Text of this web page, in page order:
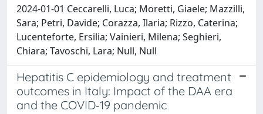
2024-01-01 Ceccarelli, Luca; Moretti, Giaele; Mazzilli,
Sara; Petri, Davide; Corazza, Ilaria; Rizzo, Caterina;
Lucenteforte, Ersilia; Vainieri, Milena; Seghieri,
Chiara; Tavoschi, Lara; Null, Null
Hepatitis C epidemiology and treatment
outcomes in Italy: Impact of the DAA era
and the COVID‐19 pandemic